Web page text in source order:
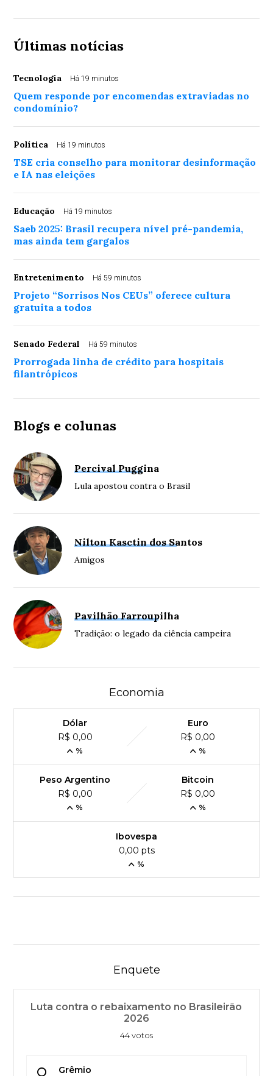
Últimas notícias
Tecnologia Há 19 minutos
Quem responde por encomendas extraviadas no
condomínio?
Política Há 19 minutos
TSE cria conselho para monitorar desinformação
e IA nas eleições
Educação Há 19 minutos
Saeb 2025: Brasil recupera nível pré-pandemia,
mas ainda tem gargalos
Entretenimento Há 59 minutos
Projeto “Sorrisos Nos CEUs” oferece cultura
gratuita a todos
Senado Federal Há 59 minutos
Prorrogada linha de crédito para hospitais
filantrópicos
Blogs e colunas
Percival Puggina
Lula apostou contra o Brasil
Nilton Kasctin dos Santos
Amigos
Pavilhão Farroupilha
Tradição: o legado da ciência campeira
Economia
Dólar
R$ 0,00
%
Euro
R$ 0,00
%
Peso Argentino
R$ 0,00
%
Bitcoin
R$ 0,00
%
Ibovespa
0,00 pts
%
Enquete
Luta contra o rebaixamento no Brasileirão
2026
44 votos
Grêmio